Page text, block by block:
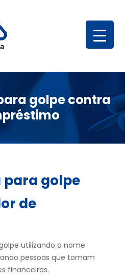
golpe contra
para golpe
de
utilizando o nome
pessoas que tomam
financeiras.